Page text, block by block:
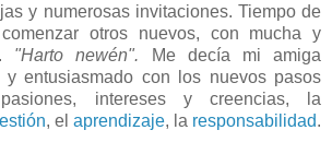
y numerosas invitaciones. Tiempo de
otros nuevos, con mucha y
"Harto newén".
Me decía mi amiga
y entusiasmado con los nuevos pasos
intereses y creencias, la
, el aprendizaje, la responsabilidad.